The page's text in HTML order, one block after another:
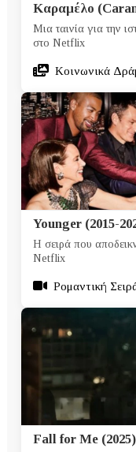
Καραμέλο
Μια ταινία για την
στο Netflix
Κοινωνικά
Younger (2015-
Η σειρά που
Netflix
Ρομαντική
Fall for Me